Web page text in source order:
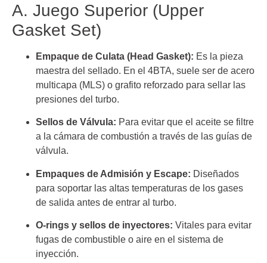
A. Juego Superior (Upper
Gasket Set)
Empaque de Culata (Head Gasket): Es la pieza
maestra del sellado. En el 4BTA, suele ser de acero
multicapa (MLS) o grafito reforzado para sellar las
presiones del turbo.
Sellos de Válvula: Para evitar que el aceite se filtre
a la cámara de combustión a través de las guías de
válvula.
Empaques de Admisión y Escape: Diseñados
para soportar las altas temperaturas de los gases
de salida antes de entrar al turbo.
O-rings y sellos de inyectores: Vitales para evitar
fugas de combustible o aire en el sistema de
inyección.